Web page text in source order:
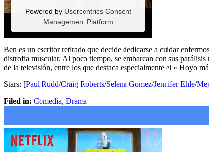
Powered by Usercentrics Consent
Management Platform
Ben es un escritor retirado que decide dedicarse a cuidar
distrofia muscular. Al poco tiempo, se embarcan con sus
de la televisión, entre los que destaca especialmente el « Hoyo
Stars: [Paul Rudd/Craig Roberts/Selena Gomez/Jennifer Ehle/
Filed in: Comedia, Drama